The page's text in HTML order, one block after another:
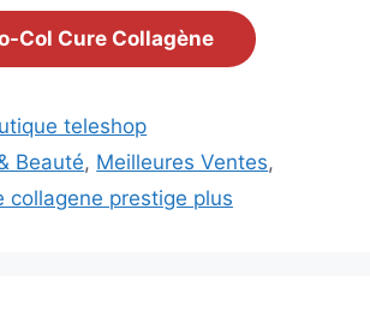
Col Cure Collagène
teleshop
Beauté, Meilleures Ventes,
collagene prestige plus